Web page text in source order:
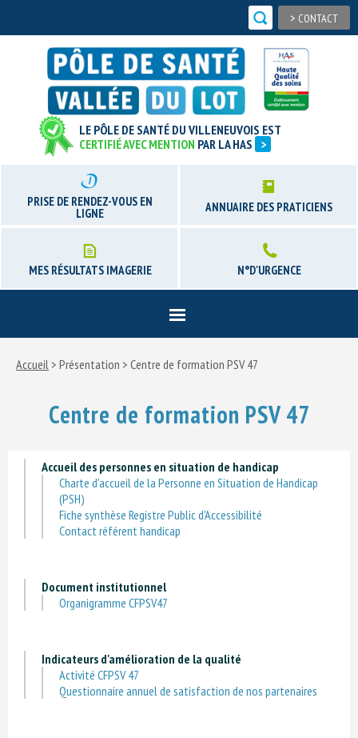
> CONTACT
LE PÔLE DE SANTÉ DU VILLENEUVOIS EST
CERTIFIÉ AVEC MENTION PAR LA HAS >
PRISE DE RENDEZ-VOUS EN
LIGNE ANNUAIRE DES PRATICIENS
MES RÉSULTATS IMAGERIE N°D'URGENCE
Accueil> Présentation > Centre de formation PSV 47
Centre de formation PSV 47
Accueil des personnes en situation de handicap
Charte d'accueil de la Personne en Situation de Handicap
(PSH)
Fiche synthèse Registre Public d'Accessibilité
Contact référent handicap
Document institutionnel
Organigramme CFPSV47
Indicateurs d'amélioration de la qualité
Activité CFPSV 47
Questionnaire annuel de satisfaction de nos partenaires